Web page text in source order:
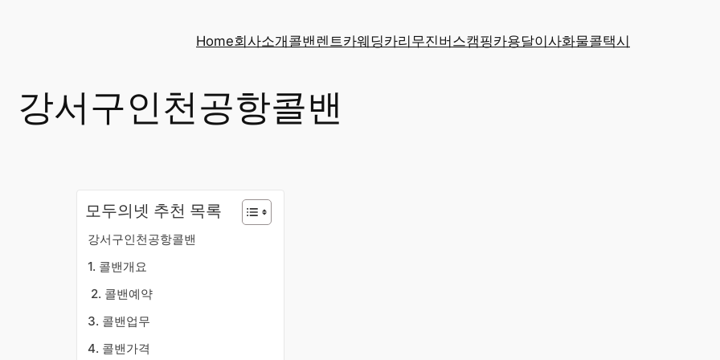
Home회사소개콜밴 렌트카웨딩카리무진버스캠핑카용달이사화물콜택시
강서구인천공항콜밴
모두의넷 추천 목록
강서구인천공항콜밴
​1. 콜밴개요
​2. 콜밴예약
3. 콜밴업무
4. 콜밴가격